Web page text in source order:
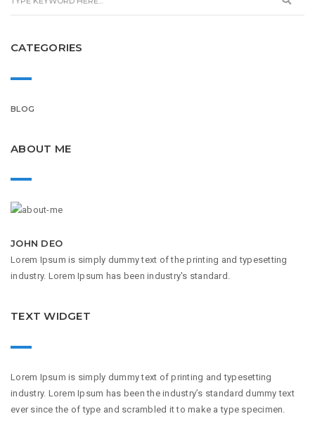
CATEGORIES
BLOG
ABOUT ME
JOHN DEO
Lorem Ipsum is simply dummy text of the printing and typesetting
industry. Lorem Ipsum has been industry's standard.
TEXT WIDGET
Lorem Ipsum is simply dummy text of printing and typesetting
industry. Lorem Ipsum has been the industry’s standard dummy text
ever since the of type and scrambled it to make a type specimen.